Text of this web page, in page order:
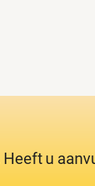
Heeft u